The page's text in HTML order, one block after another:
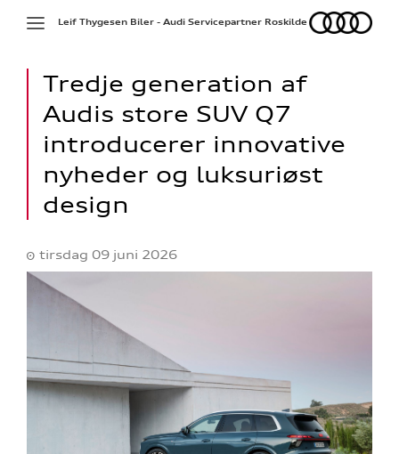
Toggle
Audi
Leif Thygesen Biler - Audi Servicepartner Roskilde
Tredje generation af
Audis store SUV Q7
introducerer innovative
nyheder og luksuriøst
design
tirsdag 09 juni 2026